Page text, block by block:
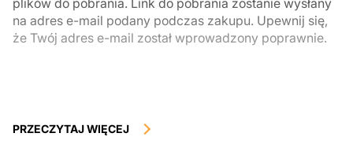
plików do pobrania. Link do pobrania zostanie wysłany
na adres e-mail podany podczas zakupu. Upewnij się,
że Twój adres e-mail został wprowadzony poprawnie.
podlegają zwrotowi ani wymianie po ich pobraniu. Zalecamy
PRZECZYTAJ WIĘCEJ